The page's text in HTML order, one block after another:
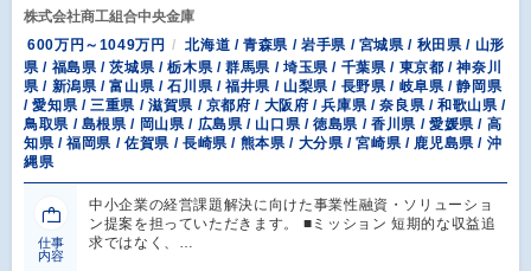
株式会社商工組合中央金庫
600万円～1049万円
北海道 / 青森県 / 岩手県 / 宮城県 / 秋田県 / 山形
県 / 福島県 / 茨城県 / 栃木県 / 群馬県 / 埼玉県 / 千葉県 / 東京都 / 神奈川
県 / 新潟県 / 富山県 / 石川県 / 福井県 / 山梨県 / 長野県 / 岐阜県 / 静岡県
/ 愛知県 / 三重県 / 滋賀県 / 京都府 / 大阪府 / 兵庫県 / 奈良県 / 和歌山県 /
鳥取県 / 島根県 / 岡山県 / 広島県 / 山口県 / 徳島県 / 香川県 / 愛媛県 / 高
知県 / 福岡県 / 佐賀県 / 長崎県 / 熊本県 / 大分県 / 宮崎県 / 鹿児島県 / 沖
縄県
仕事
内容
中小企業の経営課題解決に向けた事業性融資・ソリューショ
ン提案を担っていただきます。 ■ミッション 短期的な収益追
求ではなく、…